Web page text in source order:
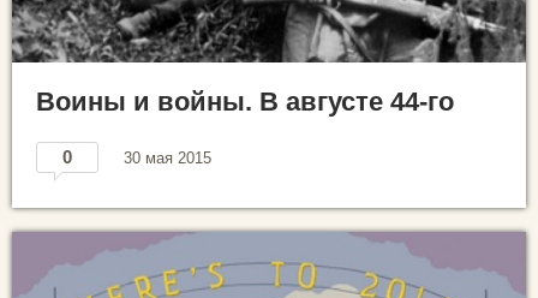
Воины и войны. В августе 44-го
0 30 мая 2015